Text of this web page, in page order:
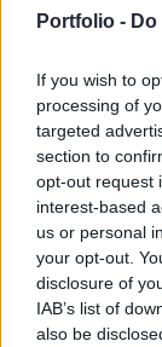
Portfolio -
If you wish to
processing of
targeted
section to
opt-out request
interest-based
us or personal
your opt-out.
disclosure of
IAB’s list of
also be
június 11-ei
A rendőrségi
éves szolnoki
szolgáltatást
ruhák, cipők
fényképezte le,
akarta eladni.
elkérte, ám